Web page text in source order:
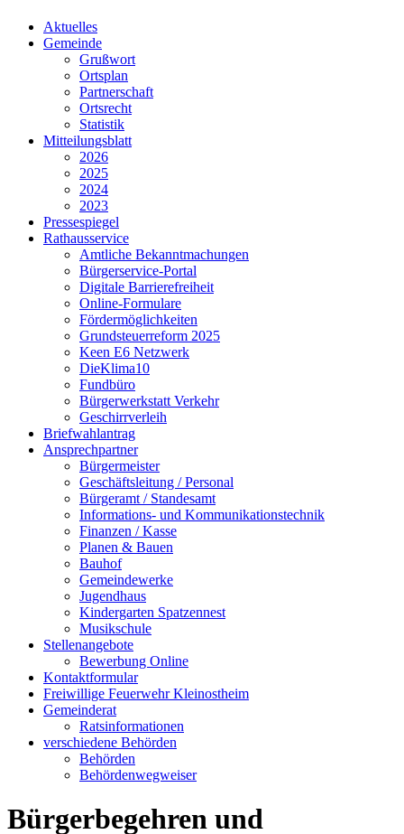
Aktuelles
Gemeinde
Grußwort
Ortsplan
Partnerschaft
Ortsrecht
Statistik
Mitteilungsblatt
2026
2025
2024
2023
Pressespiegel
Rathausservice
Amtliche Bekanntmachungen
Bürgerservice-Portal
Digitale Barrierefreiheit
Online-Formulare
Fördermöglichkeiten
Grundsteuerreform 2025
Keen E6 Netzwerk
DieKlima10
Fundbüro
Bürgerwerkstatt Verkehr
Geschirrverleih
Briefwahlantrag
Ansprechpartner
Bürgermeister
Geschäftsleitung / Personal
Bürgeramt / Standesamt
Informations- und Kommunikationstechnik
Finanzen / Kasse
Planen & Bauen
Bauhof
Gemeindewerke
Jugendhaus
Kindergarten Spatzennest
Musikschule
Stellenangebote
Bewerbung Online
Kontaktformular
Freiwillige Feuerwehr Kleinostheim
Gemeinderat
Ratsinformationen
verschiedene Behörden
Behörden
Behördenwegweiser
Bürgerbegehren und